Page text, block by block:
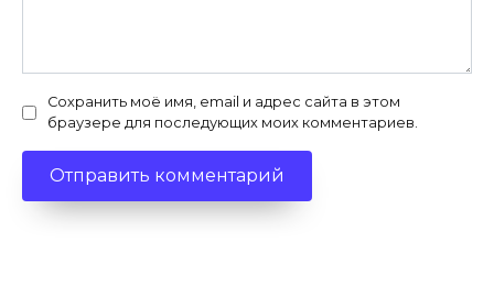
Сохранить моё имя, email и адрес сайта в этом
браузере для последующих моих комментариев.